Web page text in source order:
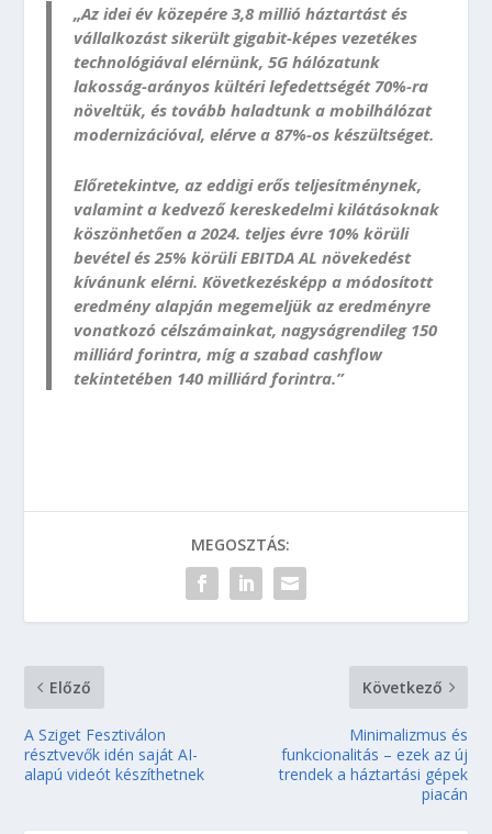
„Az idei év közepére 3,8 millió háztartást és
vállalkozást sikerült gigabit-képes vezetékes
technológiával elérnünk, 5G hálózatunk
lakosság-arányos kültéri lefedettségét 70%-ra
növeltük, és tovább haladtunk a mobilhálózat
modernizációval, elérve a 87%-os készültséget.
Előretekintve, az eddigi erős teljesítménynek,
valamint a kedvező kereskedelmi kilátásoknak
köszönhetően a 2024. teljes évre 10% körüli
bevétel és 25% körüli EBITDA AL növekedést
kívánunk elérni. Következésképp a módosított
eredmény alapján megemeljük az eredményre
vonatkozó célszámainkat, nagyságrendileg 150
milliárd forintra, míg a szabad cashflow
tekintetében 140 milliárd forintra.”
MEGOSZTÁS:
Előző
A Sziget Fesztiválon
résztvevők idén saját AI-
alapú videót készíthetnek
Következő
Minimalizmus és
funkcionalitás – ezek az új
trendek a háztartási gépek
piacán